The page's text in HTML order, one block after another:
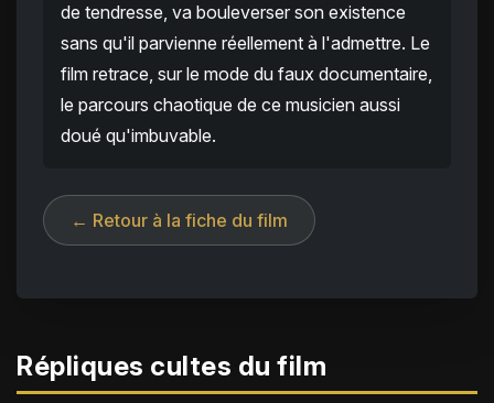
de tendresse, va bouleverser son existence
sans qu'il parvienne réellement à l'admettre. Le
film retrace, sur le mode du faux documentaire,
le parcours chaotique de ce musicien aussi
doué qu'imbuvable.
← Retour à la fiche du film
Répliques cultes du film